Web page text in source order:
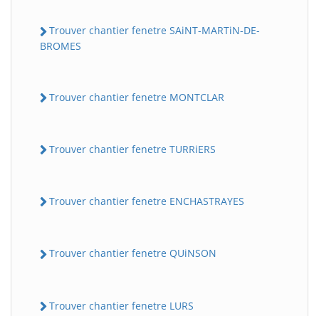
Trouver chantier fenetre SAiNT-MARTiN-DE-
BROMES
Trouver chantier fenetre MONTCLAR
Trouver chantier fenetre TURRiERS
Trouver chantier fenetre ENCHASTRAYES
Trouver chantier fenetre QUiNSON
Trouver chantier fenetre LURS